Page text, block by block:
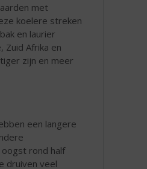
met
koelere streken
en laurier
Zuid Afrika en
zijn en meer
een langere
rond half
druiven veel